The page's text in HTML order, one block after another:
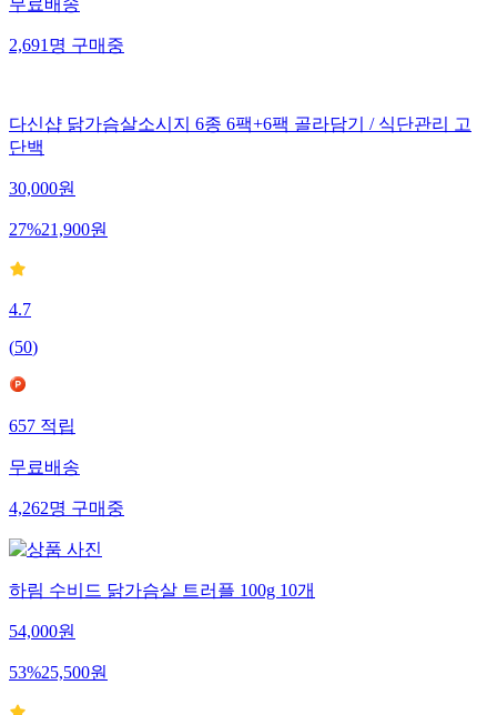
무료배송
2,691명구매중
다신샵 닭가슴살소시지 6종 6팩+6팩 골라담기 / 식단관리 고
단백
30,000원
27%21,900원
4.7
(50)
657적립
무료배송
4,262명구매중
하림 수비드 닭가슴살 트러플 100g 10개
54,000원
53%25,500원